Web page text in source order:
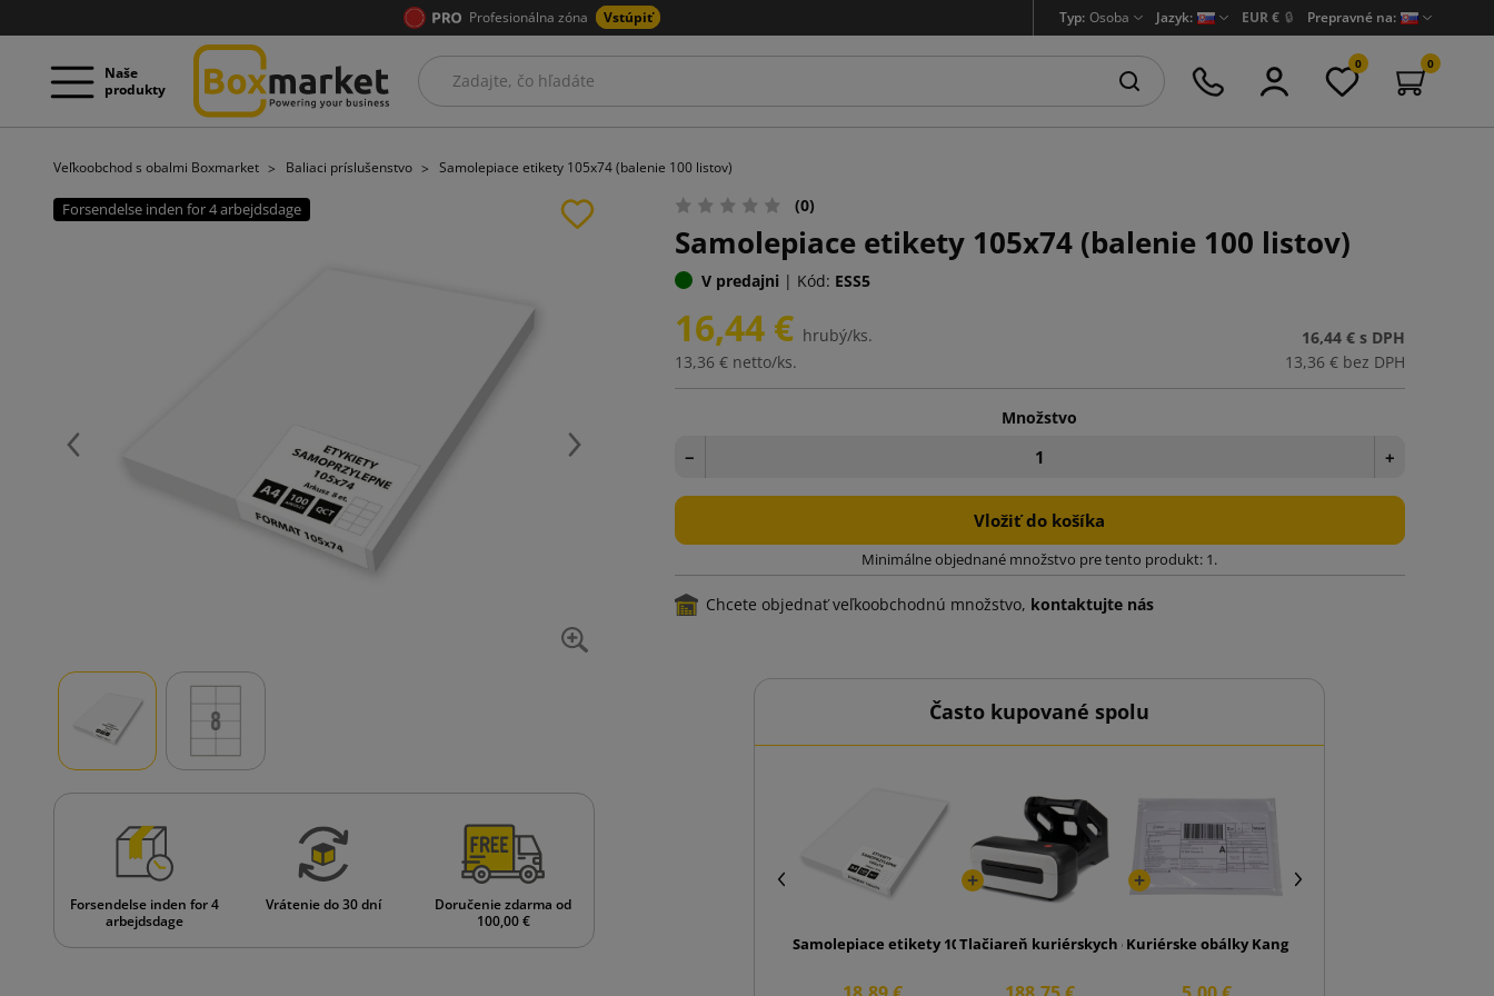
Profesionálna zóna Vstúpiť Typ: Osoba Jazyk: EUR € 🔒 Prepravné na:
Naše
produkty
0 0
Veľkoobchod s obalmi Boxmarket Baliaci príslušenstvo Samolepiace etikety 105x74 (balenie 100 listov)
Forsendelse inden for 4 arbejdsdage
Späť Ďalej
Forsendelse inden for 4
arbejdsdage
Vrátenie do 30 dní
Doručenie zdarma od
100,00 €
(0)
Samolepiace etikety 105x74 (balenie 100 listov)
V predajni | Kód: ESS5
16,44 € hrubý/ks.
13,36 € netto/ks.
16,44 € s DPH
13,36 € bez DPH
Množstvo
− +
Vložiť do košíka
Minimálne objednané množstvo pre tento produkt: 1.
Chcete objednať veľkoobchodnú množstvo, kontaktujte nás
Často kupované spolu
Samolepiace etikety 105x74 (balenie 100 listov)Tlačiareň kuriérskych etikiet BeMark SM AM246S čierna
Kuriérske obálky Kangurki Przylgi C6